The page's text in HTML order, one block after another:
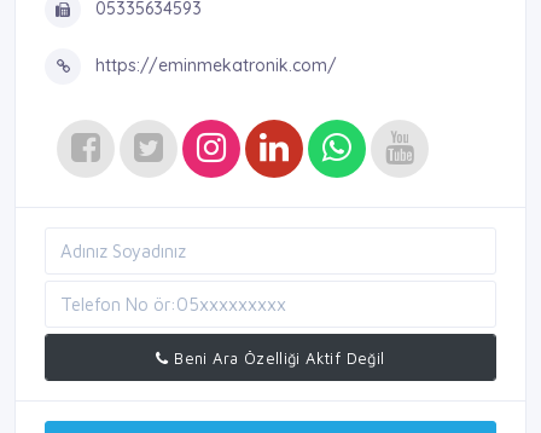
05335634593
https://eminmekatronik.com/
Beni Ara Özelliği Aktif Değil